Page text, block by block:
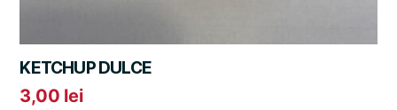
KETCHUP DULCE
3,00 lei